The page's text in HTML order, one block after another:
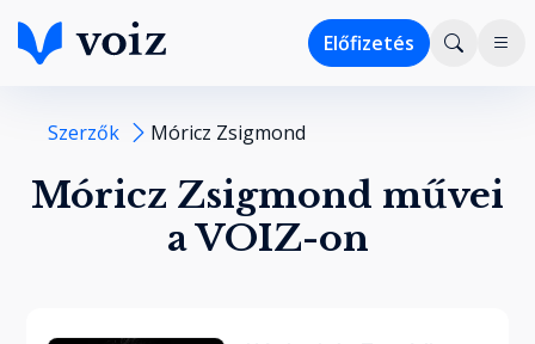
Előfizetés
Szerzők Móricz Zsigmond
Móricz Zsigmond művei
a VOIZ-on